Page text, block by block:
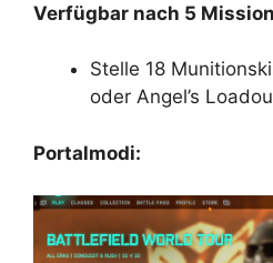
Verfügbar nach 5
Stelle 18
oder Angel’s
Portalmodi: